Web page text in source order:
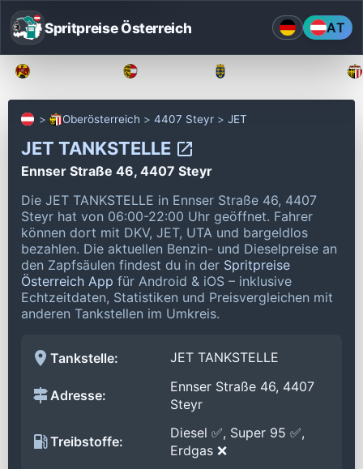
Spritpreise Österreich AT
Oberösterreich 4407 Steyr JET
JET TANKSTELLE
Ennser Straße 46, 4407 Steyr
Die JET TANKSTELLE in Ennser Straße 46, 4407
Steyr hat von 06:00-22:00 Uhr geöffnet. Fahrer
können dort mit DKV, JET, UTA und bargeldlos
bezahlen. Die aktuellen Benzin- und Dieselpreise an
den Zapfsäulen findest du in der Spritpreise
Österreich App für Android & iOS – inklusive
Echtzeitdaten, Statistiken und Preisvergleichen mit
anderen Tankstellen im Umkreis.
Tankstelle: JET TANKSTELLE
Adresse:
Ennser Straße 46, 4407
Steyr
Treibstoffe:
Diesel ✅, Super 95 ✅,
Erdgas ❌